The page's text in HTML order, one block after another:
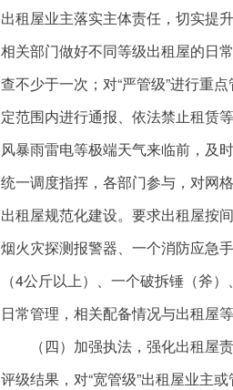
出租屋业主落实主体责任，切实提
相关部门做好不同等级出租屋的日
查不少于一次；对“严管级”进行重
定范围内进行通报、依法禁止租赁
风暴雨雷电等极端天气来临前，及
统一调度指挥，各部门参与，对网
出租屋规范化建设。要求出租屋按
烟火灾探测报警器、一个消防应急
（4公斤以上）、一个破拆锤（斧
日常管理，相关配备情况与出租屋等
（四）加强执法，强化出租屋责
评级结果，对“宽管级”出租屋业主